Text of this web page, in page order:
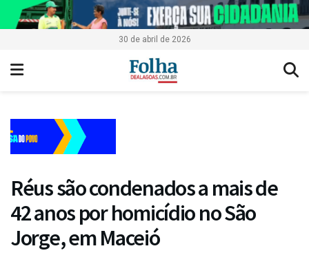
30 de abril de 2026
Réus são condenados a mais de
42 anos por homicídio no São
Jorge, em Maceió